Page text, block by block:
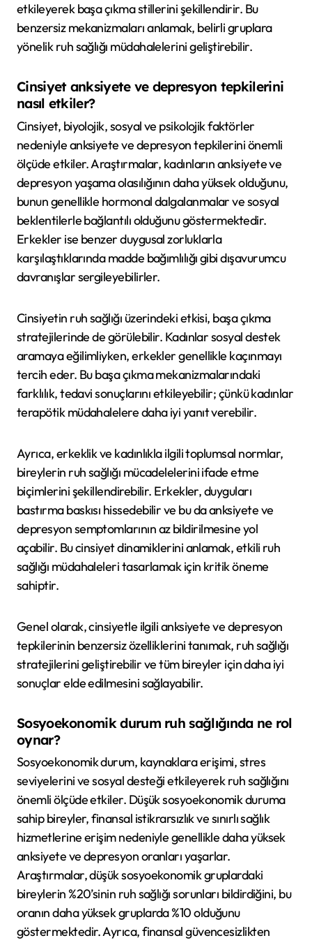
etkileyerek başa çıkma stillerini şekillendirir. Bu
benzersiz mekanizmaları anlamak, belirli gruplara
yönelik ruh sağlığı müdahalelerini geliştirebilir.
Cinsiyet anksiyete ve depresyon tepkilerini
nasıl etkiler?
Cinsiyet, biyolojik, sosyal ve psikolojik faktörler
nedeniyle anksiyete ve depresyon tepkilerini önemli
ölçüde etkiler. Araştırmalar, kadınların anksiyete ve
depresyon yaşama olasılığının daha yüksek olduğunu,
bunun genellikle hormonal dalgalanmalar ve sosyal
beklentilerle bağlantılı olduğunu göstermektedir.
Erkekler ise benzer duygusal zorluklarla
karşılaştıklarında madde bağımlılığı gibi dışavurumcu
davranışlar sergileyebilirler.
Cinsiyetin ruh sağlığı üzerindeki etkisi, başa çıkma
stratejilerinde de görülebilir. Kadınlar sosyal destek
aramaya eğilimliyken, erkekler genellikle kaçınmayı
tercih eder. Bu başa çıkma mekanizmalarındaki
farklılık, tedavi sonuçlarını etkileyebilir; çünkü kadınlar
terapötik müdahalelere daha iyi yanıt verebilir.
Ayrıca, erkeklik ve kadınlıkla ilgili toplumsal normlar,
bireylerin ruh sağlığı mücadelelerini ifade etme
biçimlerini şekillendirebilir. Erkekler, duyguları
bastırma baskısı hissedebilir ve bu da anksiyete ve
depresyon semptomlarının az bildirilmesine yol
açabilir. Bu cinsiyet dinamiklerini anlamak, etkili ruh
sağlığı müdahaleleri tasarlamak için kritik öneme
sahiptir.
Genel olarak, cinsiyetle ilgili anksiyete ve depresyon
tepkilerinin benzersiz özelliklerini tanımak, ruh sağlığı
stratejilerini geliştirebilir ve tüm bireyler için daha iyi
sonuçlar elde edilmesini sağlayabilir.
Sosyoekonomik durum ruh sağlığında ne rol
oynar?
Sosyoekonomik durum, kaynaklara erişimi, stres
seviyelerini ve sosyal desteği etkileyerek ruh sağlığını
önemli ölçüde etkiler. Düşük sosyoekonomik duruma
sahip bireyler, finansal istikrarsızlık ve sınırlı sağlık
hizmetlerine erişim nedeniyle genellikle daha yüksek
anksiyete ve depresyon oranları yaşarlar.
Araştırmalar, düşük sosyoekonomik gruplardaki
bireylerin %20’sinin ruh sağlığı sorunları bildirdiğini, bu
oranın daha yüksek gruplarda %10 olduğunu
göstermektedir. Ayrıca, finansal güvencesizlikten